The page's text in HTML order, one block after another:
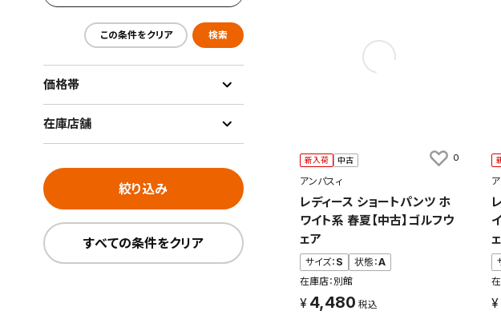
新入荷 中古
アンパスィ
レディース ショートパンツ ホ
ワイト系 春夏【中古】ゴルフウ
ェア
サイズ： S 状態：A
在庫店：別館
4,480
0
この条件をクリア 検索
価格帯
在庫店舗
絞り込み
すべての条件をクリア